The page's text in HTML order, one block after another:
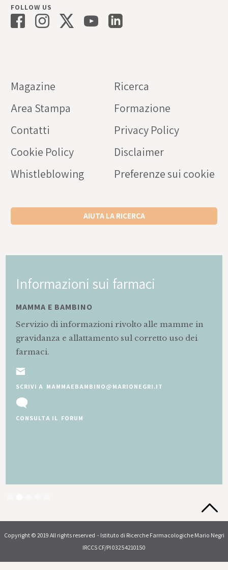
FOLLOW US
Magazine
Ricerca
Area Stampa
Formazione
Contatti
Privacy Policy
Cookie Policy
Disclaimer
Whistleblowing
Preferenze sui cookie
AIUTA LA RICERCA
Informazioni sui farmaci
MAMMA E BAMBINO
Servizio di informazioni rivolto alle mamme in
gravidanza e allattamento sul corretto uso dei
farmaci.
SCRIVI A MAMMAEBAMBINO@MARIONEGRI.IT
CONSULTA IL FORUM
Copyright © 2019 All rights reserved - Istituto di Ricerche Farmacologiche Mario Negri
IRCCS CF/PI 03254210150